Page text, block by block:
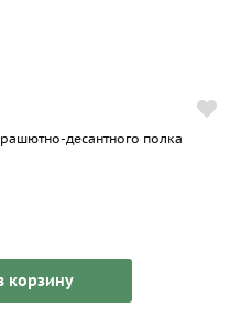
десантного полка
корзину